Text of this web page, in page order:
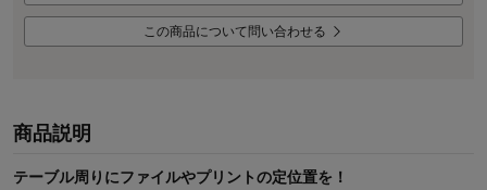
この商品について問い合わせる
商品説明
テーブル周りにファイルやプリントの定位置を！